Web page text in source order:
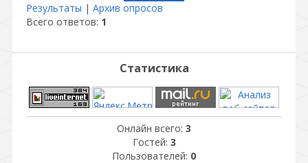
Результаты | Архив опросов
Всего ответов: 1
Статистика
Онлайн всего: 3
Гостей: 3
Пользователей: 0